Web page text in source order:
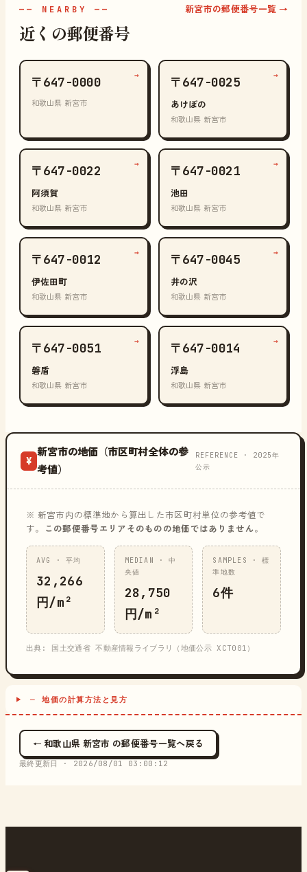
—— NEARBY ——
近くの郵便番号
新宮市の郵便番号一覧 →
〒647-0000
和歌山県 新宮市
→ 〒647-0025
あけぼの
和歌山県 新宮市
→
〒647-0022
阿須賀
和歌山県 新宮市
→ 〒647-0021
池田
和歌山県 新宮市
→
〒647-0012
伊佐田町
和歌山県 新宮市
→ 〒647-0045
井の沢
和歌山県 新宮市
→
〒647-0051
磐盾
和歌山県 新宮市
→ 〒647-0014
浮島
和歌山県 新宮市
→
¥
新宮市の地価（市区町村全体の参
考値）
REFERENCE · 2025年
公示
※ 新宮市内の標準地から算出した市区町村単位の参考値で
す。
この郵便番号エリアそのものの地価ではありません。
AVG · 平均
32,266
円/m²
MEDIAN · 中
央値
28,750
円/m²
SAMPLES · 標
準地数
6件
出典: 国土交通省 不動産情報ライブラリ（地価公示 XCT001）
─ 地価の計算方法と見方
← 和歌山県 新宮市 の郵便番号一覧へ戻る
最終更新日 · 2026/08/01 03:00:12